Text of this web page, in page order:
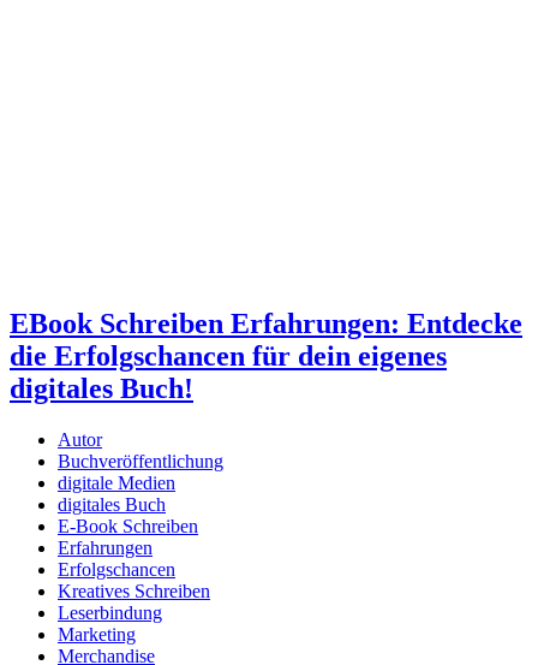
EBook Schreiben Erfahrungen: Entdecke
die Erfolgschancen für dein eigenes
digitales Buch!
Autor
Buchveröffentlichung
digitale Medien
digitales Buch
E-Book Schreiben
Erfahrungen
Erfolgschancen
Kreatives Schreiben
Leserbindung
Marketing
Merchandise